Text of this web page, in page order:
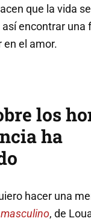
que la vida
encontrar una
en el amor.
los
ha
hacer una
, de